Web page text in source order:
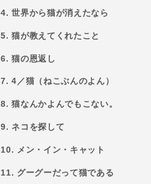
4. 世界から猫が消えたなら
5. 猫が教えてくれたこと
6. 猫の恩返し
7. 4／猫（ねこぶんのよん）
8. 猫なんかよんでもこない。
9. ネコを探して
10. メン・イン・キャット
11. グーグーだって猫である